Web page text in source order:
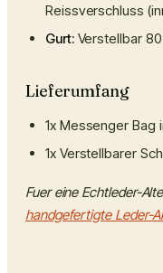
Reissverschluss
Gurt:Verstellbar
Lieferumfang
1x Messenger Bag
1x Verstellbarer
Fuer eine Echtleder-
handgefertigte Leder-